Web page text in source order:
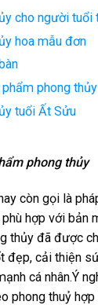
cho người tuổi
hoa mẫu đơn
phong thủy
tuổi Ất Sửu
phong thủy
còn gọi là
hợp với bản
thủy đã được
đẹp, cải thiện
cá nhân.Ý
phong thuỷ